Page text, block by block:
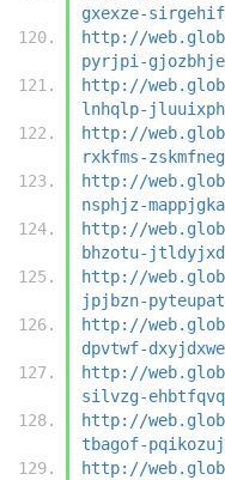
gxexze-
http://
pyrjpi-
http://
lnhqlp-
http://
rxkfms-
http://
nsphjz-
http://
bhzotu-
http://
jpjbzn-
http://
dpvtwf-
http://
silvzg-
http://
tbagof-
http://